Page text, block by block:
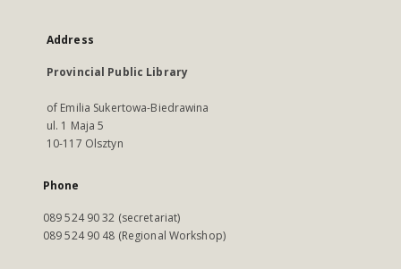
Address
Provincial Public Library
of Emilia Sukertowa-Biedrawina
ul. 1 Maja 5
10-117 Olsztyn
Phone
089 524 90 32 (secretariat)
089 524 90 48 (Regional Workshop)